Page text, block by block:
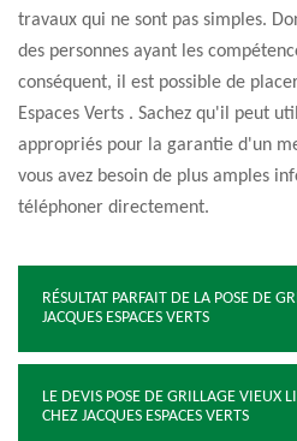
travaux qui ne sont pas simples.
des personnes ayant les
conséquent, il est possible de
Espaces Verts . Sachez qu'il peut
appropriés pour la garantie d'un
vous avez besoin de plus amples
téléphoner directement.
RÉSULTAT PARFAIT DE LA POSE DE
JACQUES ESPACES VERTS
LE DEVIS POSE DE GRILLAGE VIEUX
CHEZ JACQUES ESPACES VERTS